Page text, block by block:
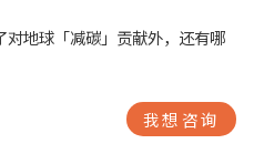
对地球「减碳」贡献外，还有哪
我想咨询